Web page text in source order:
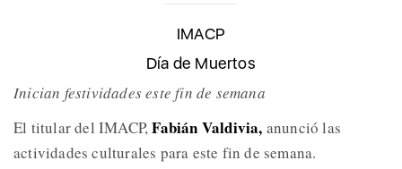
IMACP
Día de Muertos
Inician festividades este fin de semana
El titular del IMACP,Fabián Valdivia, anunció las
actividades culturales para este fin de semana.